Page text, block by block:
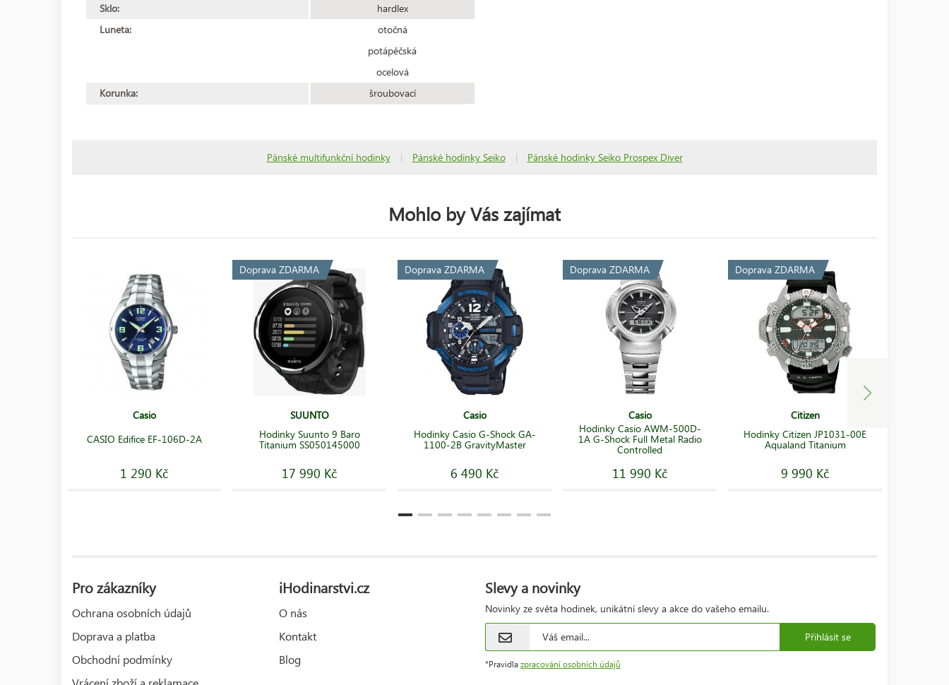
Sklo:
hardlex
Luneta:
otočná
potápěčská
ocelová
Korunka:
šroubovací
Pánské multifunkční hodinky | Pánské hodinky Seiko | Pánské hodinky Seiko Prospex Diver
Mohlo by Vás zajímat
Casio
CASIO Edifice EF-106D-2A
1 290 Kč
Doprava ZDARMA
SUUNTO
Hodinky Suunto 9 Baro
Titanium SS050145000
17 990 Kč
Doprava ZDARMA
Casio
Hodinky Casio G-Shock GA-
1100-2B GravityMaster
6 490 Kč
Doprava ZDARMA
Casio
Hodinky Casio AWM-500D-
1A G-Shock Full Metal Radio
Controlled
11 990 Kč
Doprava ZDARMA
Citizen
Hodinky Citizen JP1031-00E
Aqualand Titanium
9 990 Kč
Pro zákazníky
Ochrana osobních údajů
Doprava a platba
Obchodní podmínky
iHodinarstvi.cz
O nás
Kontakt
Blog
Slevy a novinky
Novinky ze světa hodinek, unikátní slevy a akce do vašeho emailu.
Přihlásit se
*Pravidla zpracování osobních údajů